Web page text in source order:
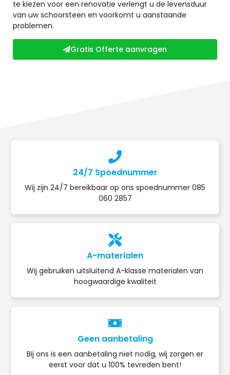
te kiezen voor een renovatie verlengt u de levensduur
van uw schoorsteen en voorkomt u aanstaande
problemen.
Gratis Offerte aanvragen
24/7 Spoednummer
Wij zijn 24/7 bereikbaar op ons spoednummer 085
060 2857
A-materialen
Wij gebruiken uitsluitend A-klasse materialen van
hoogwaardige kwaliteit
Geen aanbetaling
Bij ons is een aanbetaling niet nodig, wij zorgen er
eerst voor dat u 100% tevreden bent!